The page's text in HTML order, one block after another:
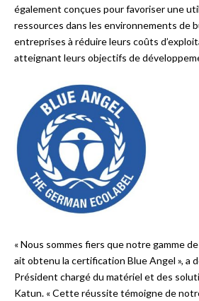
également conçues pour favoriser une
ressources dans les environnements de
entreprises à réduire leurs coûts
atteignant leurs objectifs de
« Nous sommes fiers que notre gamme
ait obtenu la certification Blue Angel », a
Président chargé du matériel et des
Katun. « Cette réussite témoigne de